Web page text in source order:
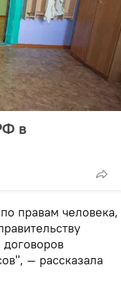
в
правам человека,
— рассказала